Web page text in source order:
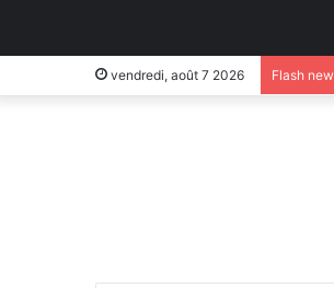
vendredi, août 7 2026 Flash